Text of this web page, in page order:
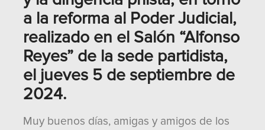
a la reforma al Poder Judicial,
realizado en el Salón “Alfonso
Reyes” de la sede partidista,
el jueves 5 de septiembre de
2024.
Muy buenos días, amigas y amigos de los